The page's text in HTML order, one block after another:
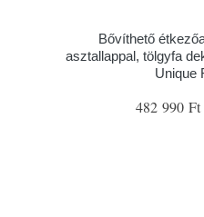
Bővíthető
asztallappal, tölgyfa
Unique
482 990 Ft